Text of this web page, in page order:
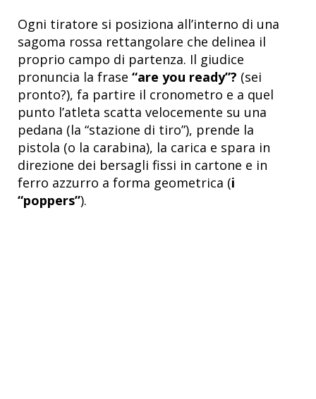
Ogni tiratore si posiziona all’interno di una
sagoma rossa rettangolare che delinea il
proprio campo di partenza. Il giudice
pronuncia la frase “are you ready”? (sei
pronto?), fa partire il cronometro e a quel
punto l’atleta scatta velocemente su una
pedana (la “stazione di tiro”), prende la
pistola (o la carabina), la carica e spara in
direzione dei bersagli fissi in cartone e in
ferro azzurro a forma geometrica (i
“poppers”).